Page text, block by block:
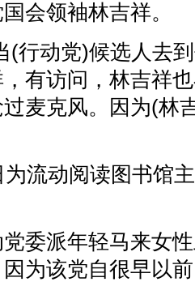
会领袖林吉祥。
动党)候选人去到
有访问，林吉祥
麦克风。因为(林
动阅读图书馆主
派年轻马来女性
为该党自很早以